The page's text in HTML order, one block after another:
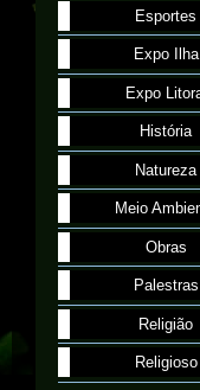
Esportes
Expo Ilha
Expo
História
Natureza
Meio
Obras
Palestras
Religião
Religioso